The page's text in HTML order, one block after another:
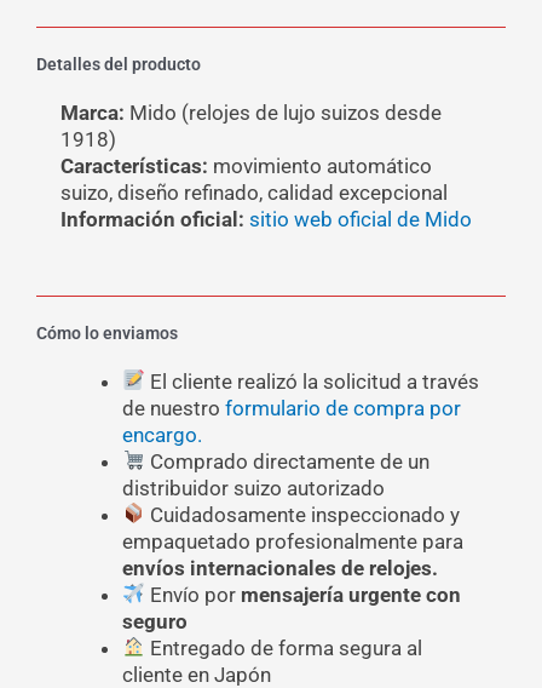
Detalles del producto
Marca: Mido (relojes de lujo suizos desde
1918)
Características: movimiento automático
suizo, diseño refinado, calidad excepcional
Información oficial: sitio web oficial de Mido
Cómo lo enviamos
El cliente realizó la solicitud a través
de nuestro formulario de compra por
encargo.
Comprado directamente de un
distribuidor suizo autorizado
Cuidadosamente inspeccionado y
empaquetado profesionalmente para
envíos internacionales de relojes.
Envío por mensajería urgente con
seguro
Entregado de forma segura al
cliente en Japón